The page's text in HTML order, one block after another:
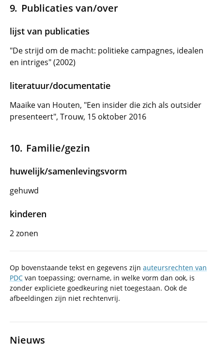
Publicaties van/over
lijst van publicaties
"De strijd om de macht: politieke campagnes, idealen
en intriges" (2002)
literatuur/documentatie
Maaike van Houten, "Een insider die zich als outsider
presenteert", Trouw, 15 oktober 2016
Familie/gezin
huwelijk/samenlevingsvorm
gehuwd
kinderen
2 zonen
Op bovenstaande tekst en gegevens zijn auteursrechten van
PDC van toepassing; overname, in welke vorm dan ook, is
zonder expliciete goedkeuring niet toegestaan. Ook de
afbeeldingen zijn niet rechtenvrij.
Nieuws